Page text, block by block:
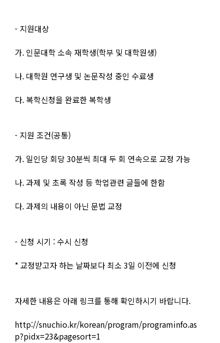
- 지원대상
가. 인문대학 소속 재학생(학부 및 대학원생)
나. 대학원 연구생 및 논문작성 중인 수료생
다. 복학신청을 완료한 복학생
- 지원 조건(공통)
가. 일인당 회당 30분씩 최대 두 회 연속으로 교정 가능
나. 과제 및 초록 작성 등 학업관련 글들에 한함
다. 과제의 내용이 아닌 문법 교정
- 신청 시기 : 수시 신청
* 교정받고자 하는 날짜보다 최소 3일 이전에 신청
자세한 내용은 아래 링크를 통해 확인하시기 바랍니다.
http://snuchio.kr/korean/program/programinfo.as
p?pidx=23&pagesort=1